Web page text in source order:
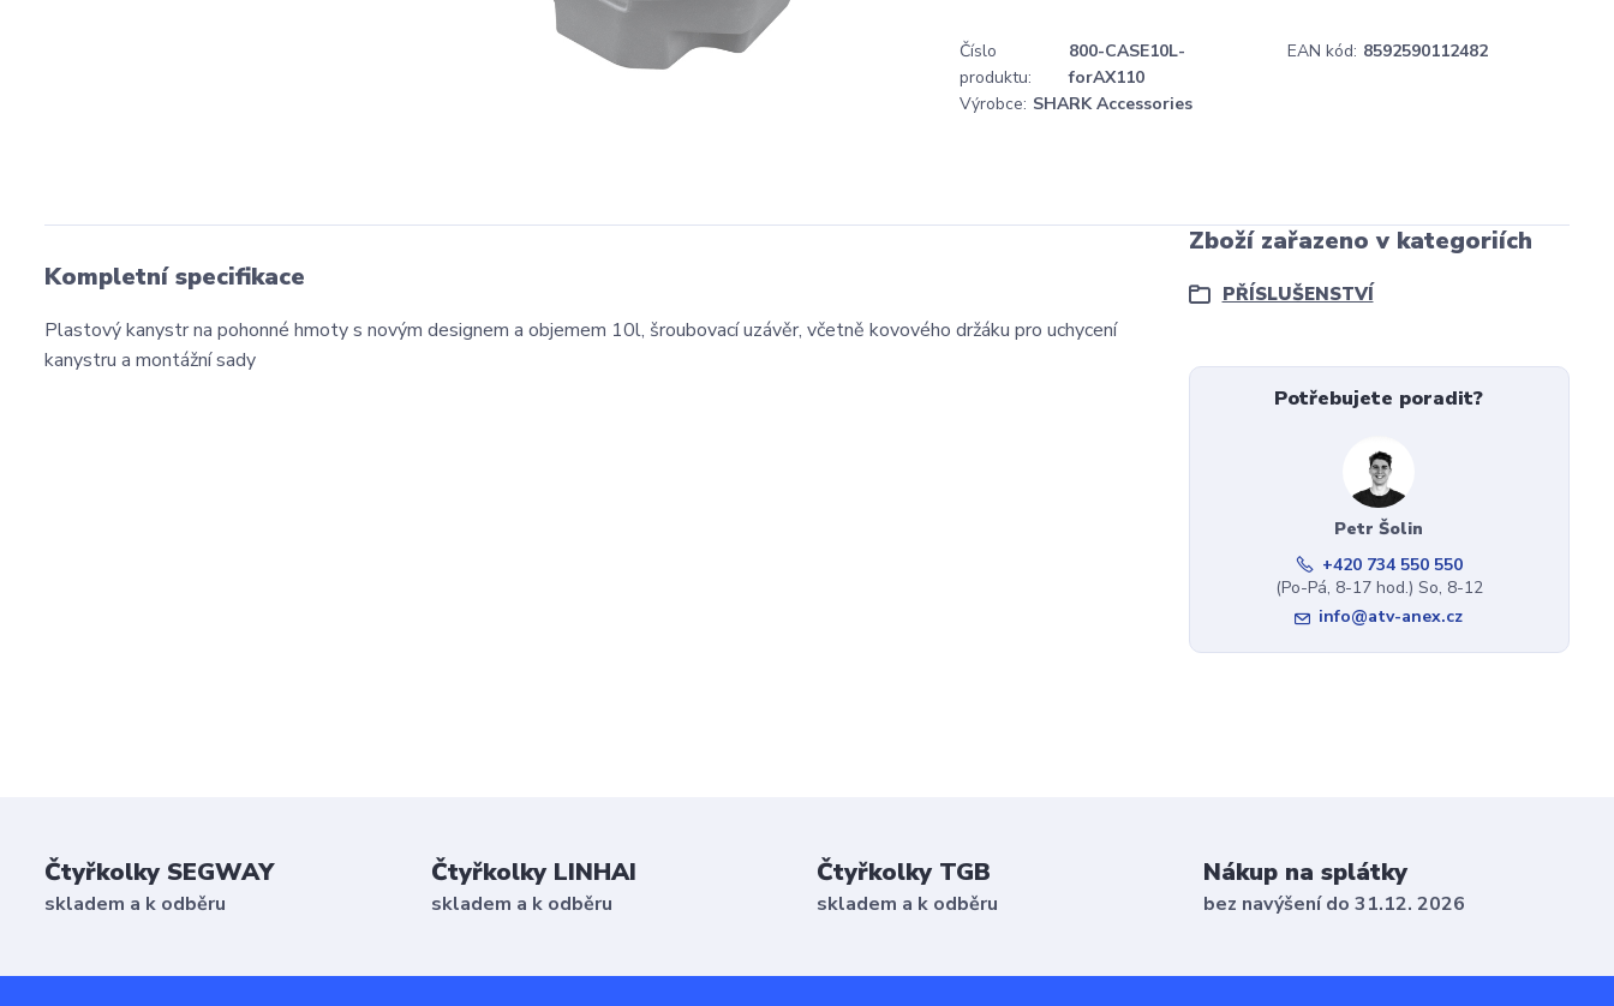
Číslo
produktu:
800-CASE10L-
forAX110
EAN kód: 8592590112482
Výrobce: SHARK Accessories
Kompletní specifikace
Plastový kanystr na pohonné hmoty s novým designem a objemem 10l, šroubovací uzávěr, včetně kovového držáku pro uchycení
kanystru a montážní sady
Zboží zařazeno v kategoriích
PŘÍSLUŠENSTVÍ
Potřebujete poradit?
Petr Šolin
+420 734 550 550
(Po-Pá, 8-17 hod.) So, 8-12
info@atv-anex.cz
Čtyřkolky SEGWAY
skladem a k odběru
Čtyřkolky LINHAI
skladem a k odběru
Čtyřkolky TGB
skladem a k odběru
Nákup na splátky
bez navýšení do 31.12. 2026